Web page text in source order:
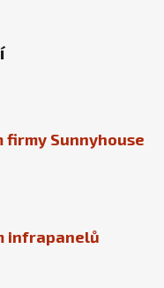
firmy Sunnyhouse
infrapanelů